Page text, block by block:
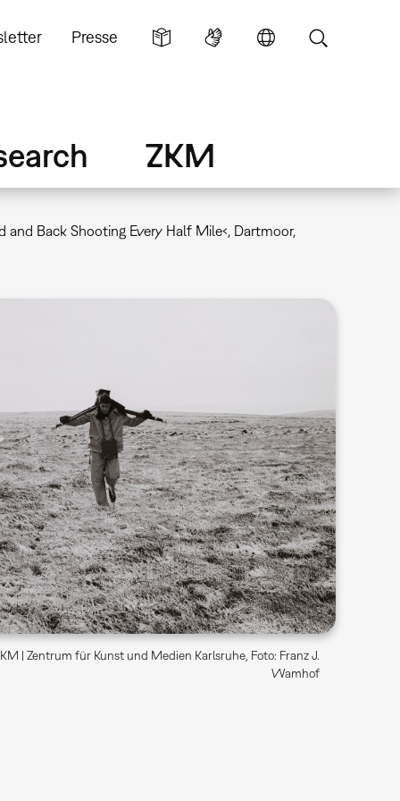
Presse
ZKM
and Back Shooting Every Half Mile‹, Dartmoor,
| Zentrum für Kunst und Medien Karlsruhe, Foto: Franz J.
Wamhof